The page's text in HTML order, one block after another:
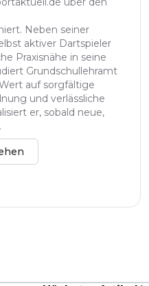
Neben seiner
aktiver Dartspieler
Praxisnähe in seine
Grundschullehramt
auf sorgfältige
und verlässliche
er, sobald neue,